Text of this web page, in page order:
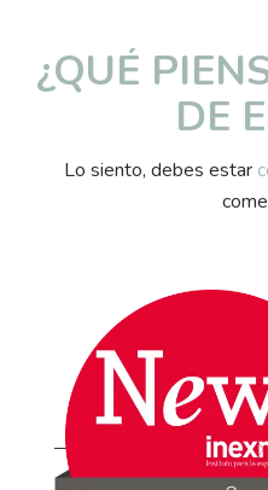
¿QUÉ
DE
Lo siento, debes estar